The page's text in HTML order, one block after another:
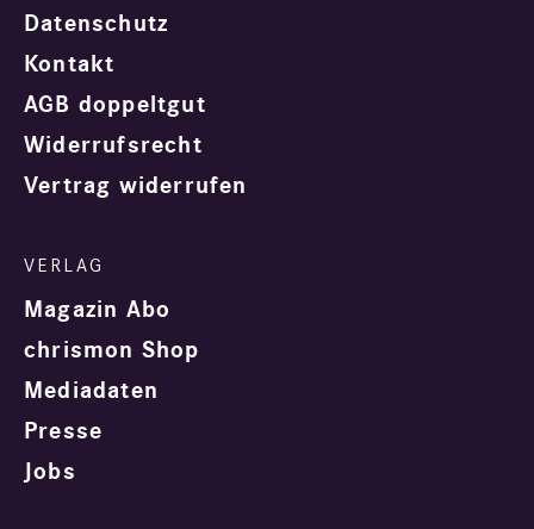
Datenschutz
Kontakt
AGB doppeltgut
Widerrufsrecht
Vertrag widerrufen
Magazin Abo
chrismon Shop
Mediadaten
Presse
Jobs